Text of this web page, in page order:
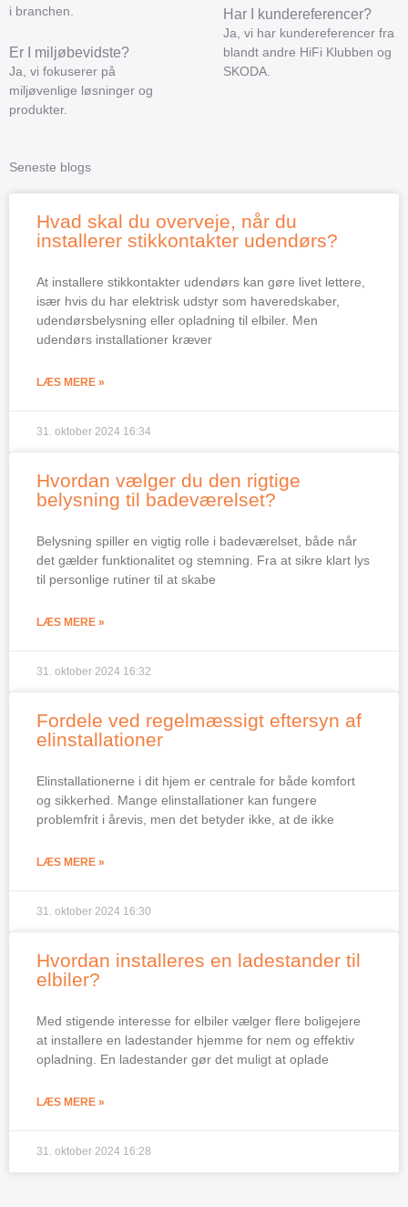
i branchen.
Er I miljøbevidste?
Ja, vi fokuserer på
miljøvenlige løsninger og
produkter.
Har I kundereferencer?
Ja, vi har kundereferencer fra
blandt andre HiFi Klubben og
SKODA.
Seneste blogs
Hvad skal du overveje, når du
installerer stikkontakter udendørs?
At installere stikkontakter udendørs kan gøre livet lettere,
især hvis du har elektrisk udstyr som haveredskaber,
udendørsbelysning eller opladning til elbiler. Men
udendørs installationer kræver
LÆS MERE »
31. oktober 2024 16:34
Hvordan vælger du den rigtige
belysning til badeværelset?
Belysning spiller en vigtig rolle i badeværelset, både når
det gælder funktionalitet og stemning. Fra at sikre klart lys
til personlige rutiner til at skabe
LÆS MERE »
31. oktober 2024 16:32
Fordele ved regelmæssigt eftersyn af
elinstallationer
Elinstallationerne i dit hjem er centrale for både komfort
og sikkerhed. Mange elinstallationer kan fungere
problemfrit i årevis, men det betyder ikke, at de ikke
LÆS MERE »
31. oktober 2024 16:30
Hvordan installeres en ladestander til
elbiler?
Med stigende interesse for elbiler vælger flere boligejere
at installere en ladestander hjemme for nem og effektiv
opladning. En ladestander gør det muligt at oplade
LÆS MERE »
31. oktober 2024 16:28